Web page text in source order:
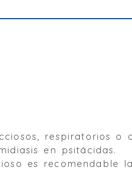
respiratorios o
en psitácidas.
es recomendable